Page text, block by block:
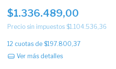
$1.336.489,00
Precio sin impuestos $1.104.536,36
12 cuotas de $197.800,37
Ver más detalles